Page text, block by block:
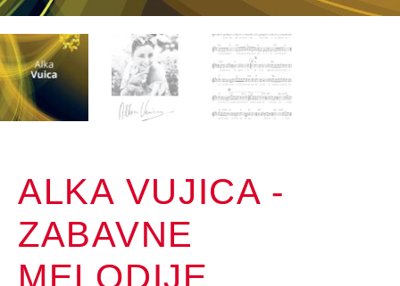
ALKA VUJICA -
ZABAVNE
MELODIJE